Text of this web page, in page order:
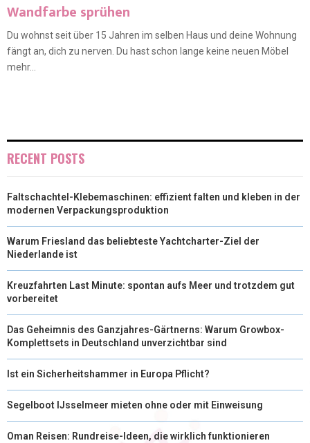
Wandfarbe sprühen
Du wohnst seit über 15 Jahren im selben Haus und deine Wohnung
fängt an, dich zu nerven. Du hast schon lange keine neuen Möbel
mehr...
RECENT POSTS
Faltschachtel-Klebemaschinen: effizient falten und kleben in der
modernen Verpackungsproduktion
Warum Friesland das beliebteste Yachtcharter-Ziel der
Niederlande ist
Kreuzfahrten Last Minute: spontan aufs Meer und trotzdem gut
vorbereitet
Das Geheimnis des Ganzjahres-Gärtnerns: Warum Growbox-
Komplettsets in Deutschland unverzichtbar sind
Ist ein Sicherheitshammer in Europa Pflicht?
Segelboot IJsselmeer mieten ohne oder mit Einweisung
Oman Reisen: Rundreise-Ideen, die wirklich funktionieren